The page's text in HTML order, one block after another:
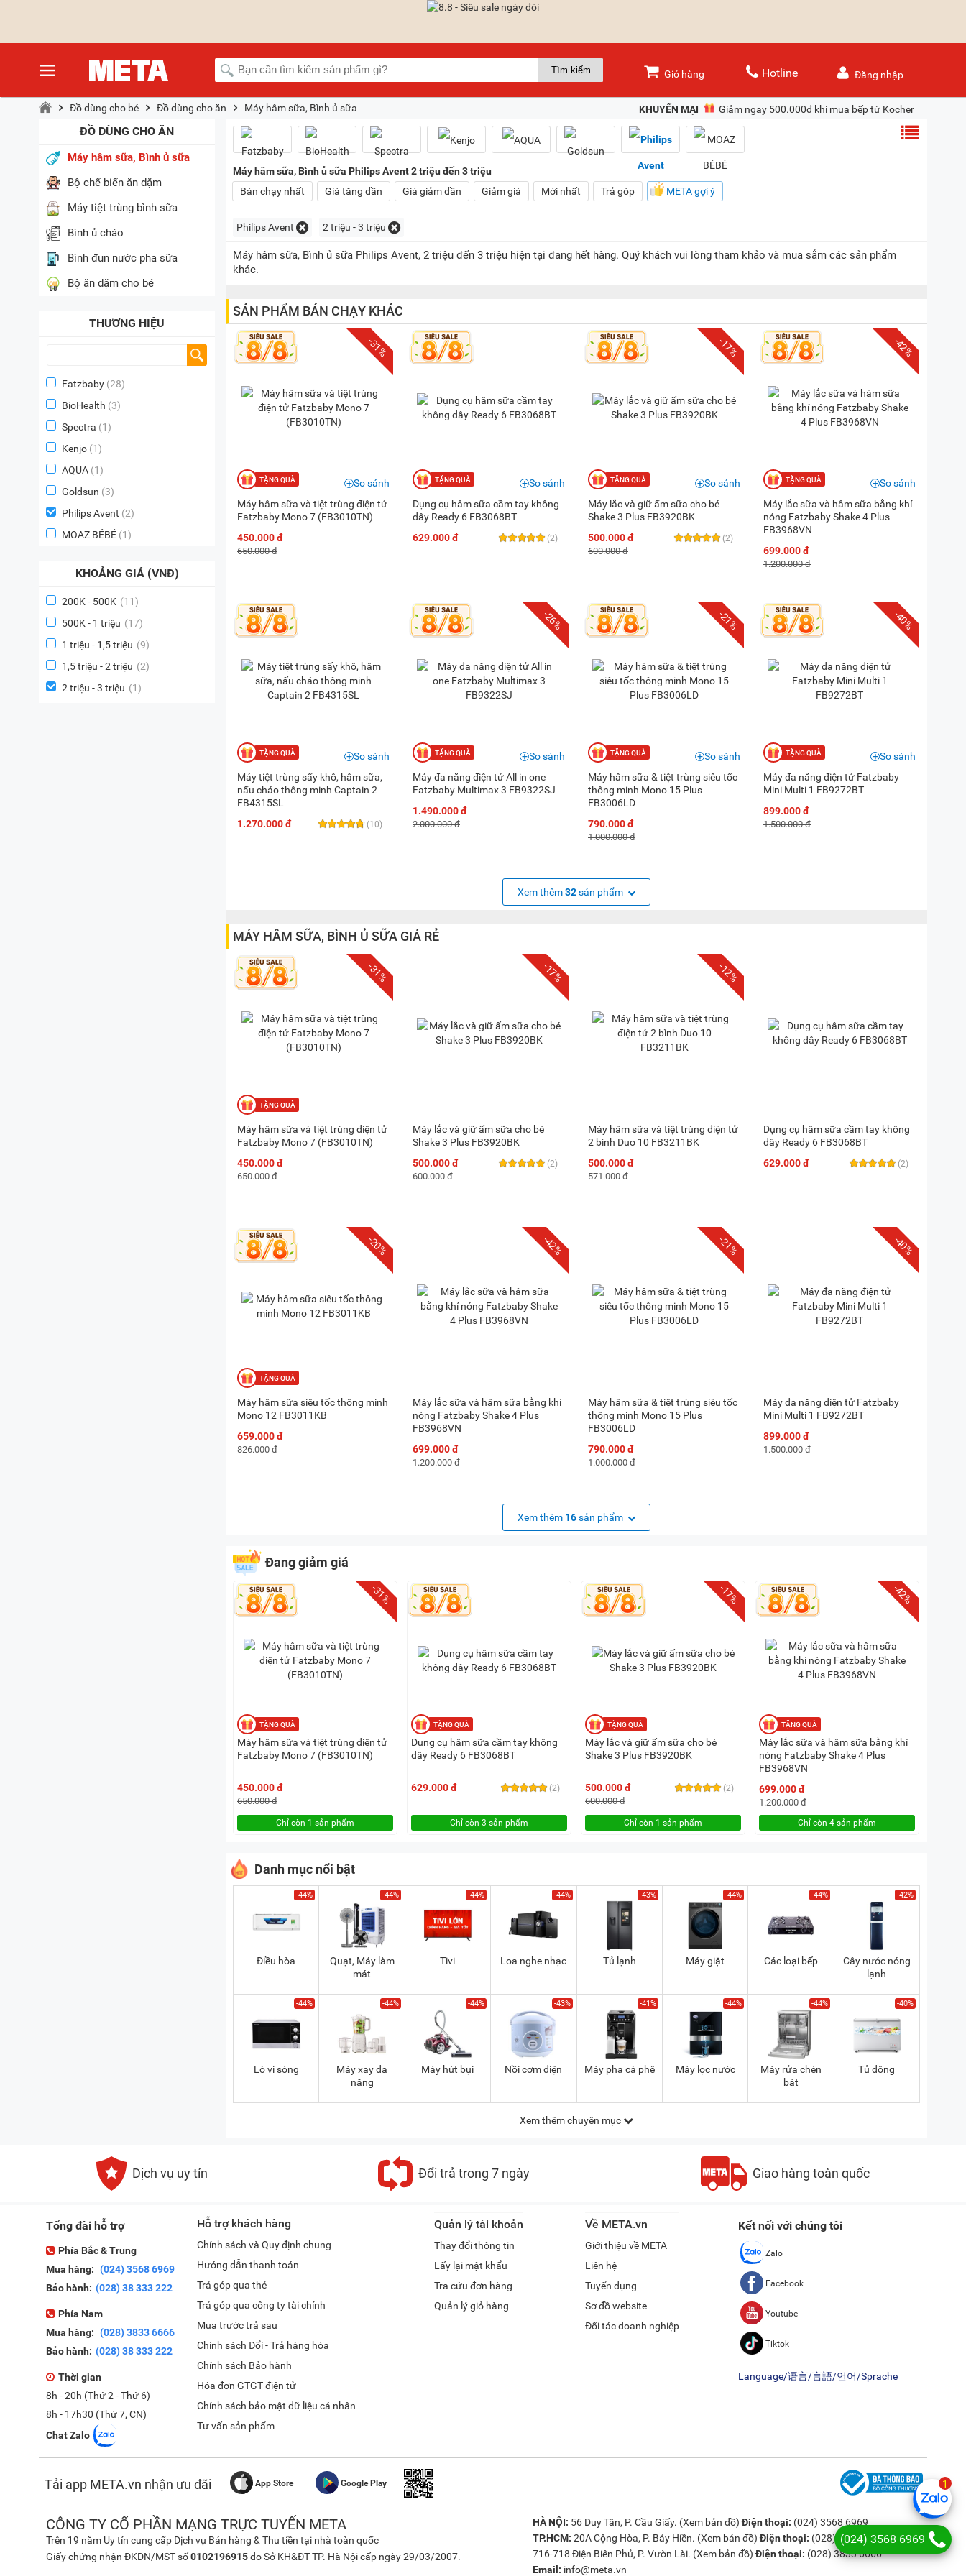
Đăng nhập
Giỏ hàng Hotline
KHUYẾN MẠI Giảm ngay 500.000đ khi mua bếp từ Kocher
Đồ dùng cho bé Đồ dùng cho ăn Máy hâm sữa, Bình ủ sữa
ĐỒ DÙNG CHO ĂN
Máy hâm sữa, Bình ủ sữa
Bộ chế biến ăn dặm
Máy tiệt trùng bình sữa
Bình ủ cháo
Bình đun nước pha sữa
Bộ ăn dặm cho bé
THƯƠNG HIỆU
Fatzbaby (28)
BioHealth (3)
Spectra (1)
Kenjo (1)
AQUA (1)
Goldsun (3)
Philips Avent (2)
MOAZ BÉBÉ (1)
KHOẢNG GIÁ (VNĐ)
200K - 500K (11)
500K - 1 triệu (17)
1 triệu - 1,5 triệu (9)
1,5 triệu - 2 triệu (2)
2 triệu - 3 triệu (1)
Máy hâm sữa, Bình ủ sữa Philips Avent 2 triệu đến 3 triệu
Bán chạy nhất
Giá tăng dần Giá giảm dần Giảm giá Mới nhất Trả góp META gợi ý
Philips Avent 2 triệu - 3 triệu
Máy hâm sữa, Bình ủ sữa Philips Avent, 2 triệu đến 3 triệu hiện tại đang hết hàng. Quý khách vui lòng tham khảo và mua sắm các sản phẩm
khác.
SẢN PHẨM BÁN CHẠY KHÁC
-31%
Máy hâm sữa và tiệt trùng điện tử
Fatzbaby Mono 7 (FB3010TN)
450.000 đ
650.000 đ
So sánh
Dụng cụ hâm sữa cầm tay không
dây Ready 6 FB3068BT
(2)
629.000 đ
So sánh
-17%
Máy lắc và giữ ấm sữa cho bé
Shake 3 Plus FB3920BK
(2)
500.000 đ
600.000 đ
So sánh
-42%
Máy lắc sữa và hâm sữa bằng khí
nóng Fatzbaby Shake 4 Plus
FB3968VN
699.000 đ
1.200.000 đ
So sánh
Máy tiệt trùng sấy khô, hâm sữa,
nấu cháo thông minh Captain 2
FB4315SL
(10)
1.270.000 đ
So sánh
-26%
Máy đa năng điện tử All in one
Fatzbaby Multimax 3 FB9322SJ
1.490.000 đ
2.000.000 đ
So sánh
-21%
Máy hâm sữa & tiệt trùng siêu tốc
thông minh Mono 15 Plus
FB3006LD
790.000 đ
1.000.000 đ
So sánh
-40%
Máy đa năng điện tử Fatzbaby
Mini Multi 1 FB9272BT
899.000 đ
1.500.000 đ
So sánh
Xem thêm32sản phẩm
MÁY HÂM SỮA, BÌNH Ủ SỮA GIÁ RẺ
-31%
Máy hâm sữa và tiệt trùng điện tử
Fatzbaby Mono 7 (FB3010TN)
450.000 đ
650.000 đ
-17%
Máy lắc và giữ ấm sữa cho bé
Shake 3 Plus FB3920BK
(2)
500.000 đ
600.000 đ
-12%
Máy hâm sữa và tiệt trùng điện tử
2 bình Duo 10 FB3211BK
500.000 đ
571.000 đ
Dụng cụ hâm sữa cầm tay không
dây Ready 6 FB3068BT
(2)
629.000 đ
-20%
Máy hâm sữa siêu tốc thông minh
Mono 12 FB3011KB
659.000 đ
826.000 đ
-42%
Máy lắc sữa và hâm sữa bằng khí
nóng Fatzbaby Shake 4 Plus
FB3968VN
699.000 đ
1.200.000 đ
-21%
Máy hâm sữa & tiệt trùng siêu tốc
thông minh Mono 15 Plus
FB3006LD
790.000 đ
1.000.000 đ
-40%
Máy đa năng điện tử Fatzbaby
Mini Multi 1 FB9272BT
899.000 đ
1.500.000 đ
Xem thêm 16sản phẩm
Đang giảm giá
-31%
Máy hâm sữa và tiệt trùng điện tử
Fatzbaby Mono 7 (FB3010TN)
450.000 đ
650.000 đ
Chỉ còn 1 sản phẩm
Dụng cụ hâm sữa cầm tay không
dây Ready 6 FB3068BT
(2)
629.000 đ
Chỉ còn 3 sản phẩm
-17%
Máy lắc và giữ ấm sữa cho bé
Shake 3 Plus FB3920BK
(2)
500.000 đ
600.000 đ
Chỉ còn 1 sản phẩm
-42%
Máy lắc sữa và hâm sữa bằng khí
nóng Fatzbaby Shake 4 Plus
FB3968VN
699.000 đ
1.200.000 đ
Chỉ còn 4 sản phẩm
Danh mục nổi bật
-44%
Điều hòa
-44%
Quạt, Máy làm
mát
-44%
Tivi
-44%
Loa nghe nhạc
-43%
Tủ lạnh
-44%
Máy giặt
-44%
Các loại bếp
-42%
Cây nước nóng
lạnh
-44%
Lò vi sóng
-44%
Máy xay đa
năng
-44%
Máy hút bụi
-43%
Nồi cơm điện
-41%
Máy pha cà phê
-44%
Máy lọc nước
-44%
Máy rửa chén
bát
-40%
Tủ đông
Xem thêm chuyên mục
Dịch vụ uy tín Đổi trả trong 7 ngày Giao hàng toàn quốc
Tổng đài hỗ trợ
Phía Bắc & Trung
Mua hàng: (024) 3568 6969
Bảo hành: (028) 38 333 222
Phía Nam
Mua hàng: (028) 3833 6666
Bảo hành: (028) 38 333 222
Thời gian
8h - 20h (Thứ 2 - Thứ 6)
8h - 17h30 (Thứ 7, CN)
Chat Zalo
Kết nối với chúng tôi
Zalo
Facebook
Youtube
Tiktok
Tải app META.vn nhận ưu đãi App Store Google Play
Language/语言/言語/언어/Sprache
CÔNG TY CỔ PHẦN MẠNG TRỰC TUYẾN META
Trên 19 năm Uy tín cung cấp Dịch vụ Bán hàng & Thu tiền tại nhà toàn quốc
Giấy chứng nhận ĐKDN/MST số0102196915do Sở KH&ĐT TP. Hà Nội cấp ngày 29/03/2007.
HÀ NỘI: 56 Duy Tân, P. Cầu Giấy. (Xem bản đồ) Điện thoại: (024) 3568 6969
TP.HCM: 20A Cộng Hòa, P. Bảy Hiền. (Xem bản đồ) Điện thoại: (028) 3833 6666
716-718 Điện Biên Phủ, P. Vườn Lài. (Xem bản đồ) Điện thoại: (028) 3833 6666
Email: info@meta.vn
Hỗ trợ khách hàng
Chính sách và Quy định chung
Hướng dẫn thanh toán
Trả góp qua thẻ
Trả góp qua công ty tài chính
Mua trước trả sau
Chính sách Đổi - Trả hàng hóa
Chính sách Bảo hành
Hóa đơn GTGT điện tử
Chính sách bảo mật dữ liệu cá nhân
Tư vấn sản phẩm
Quản lý tài khoản
Thay đổi thông tin
Lấy lại mật khẩu
Tra cứu đơn hàng
Quản lý giỏ hàng
Về META.vn
Giới thiệu về META
Liên hệ
Tuyển dụng
Sơ đồ website
Đối tác doanh nghiệp
(024) 3568 6969